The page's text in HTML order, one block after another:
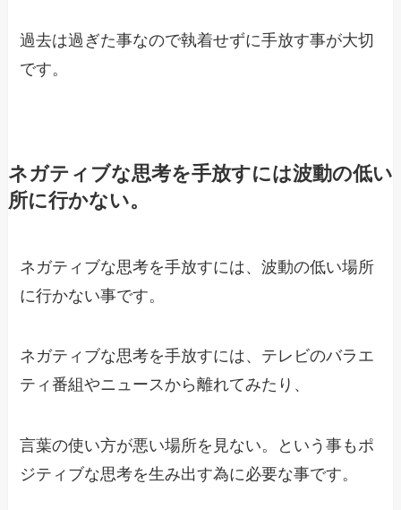
過去は過ぎた事なので執着せずに手放す事が大切
です。
ネガティブな思考を手放すには波動の低い
所に行かない。
ネガティブな思考を手放すには、波動の低い場所
に行かない事です。
ネガティブな思考を手放すには、テレビのバラエ
ティ番組やニュースから離れてみたり、
言葉の使い方が悪い場所を見ない。という事もポ
ジティブな思考を生み出す為に必要な事です。